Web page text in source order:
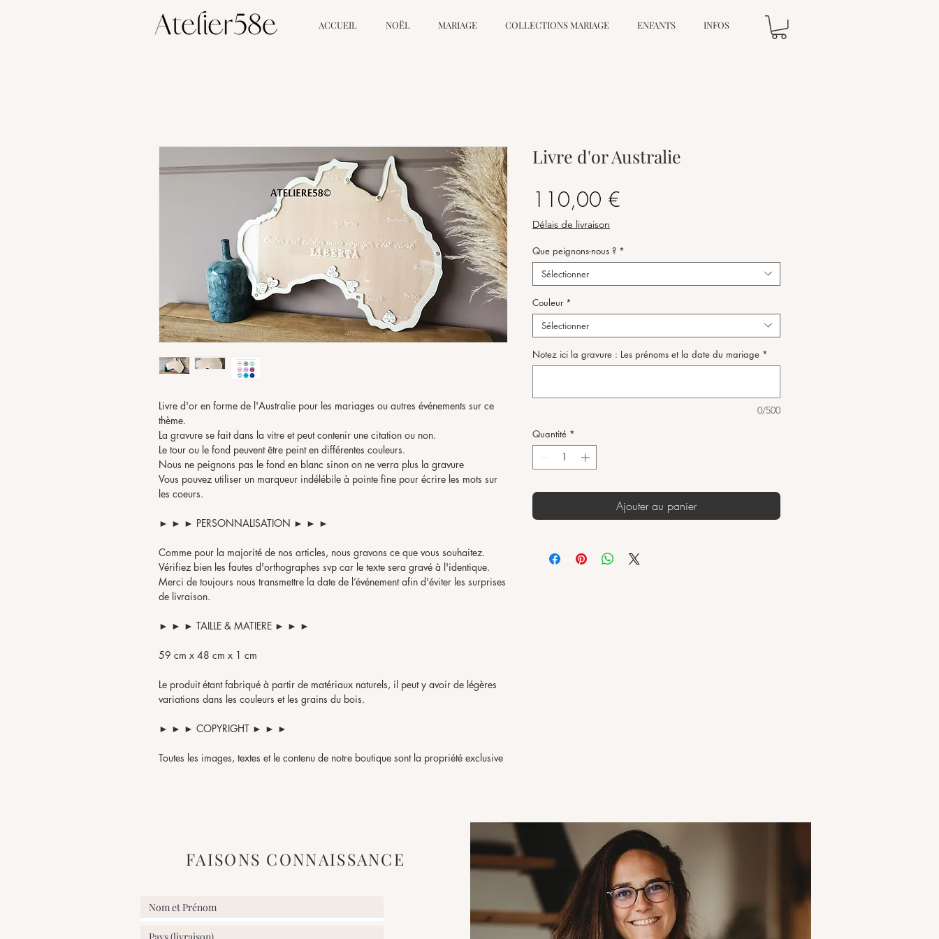
ACCUEIL NOËL MARIAGE COLLECTIONS MARIAGE ENFANTS INFOS
Livre d'or en forme de l'Australie pour les mariages ou autres événements sur ce
thème.
La gravure se fait dans la vitre et peut contenir une citation ou non.
Le tour ou le fond peuvent être peint en différentes couleurs.
Nous ne peignons pas le fond en blanc sinon on ne verra plus la gravure
Vous pouvez utiliser un marqueur indélébile à pointe fine pour écrire les mots sur
les coeurs.
► ► ► PERSONNALISATION ► ► ►
Comme pour la majorité de nos articles, nous gravons ce que vous souhaitez.
Vérifiez bien les fautes d'orthographes svp car le texte sera gravé à l'identique.
Merci de toujours nous transmettre la date de l’événement afin d'éviter les surprises
de livraison.
► ► ► TAILLE & MATIERE ► ► ►
59 cm x 48 cm x 1 cm
Le produit étant fabriqué à partir de matériaux naturels, il peut y avoir de légères
variations dans les couleurs et les grains du bois.
► ► ► COPYRIGHT ► ► ►
Toutes les images, textes et le contenu de notre boutique sont la propriété exclusive
Livre d'or Australie
110,00 €
Délais de livraison
Que peignons-nous ? *
Sélectionner
Couleur *
Sélectionner
Notez ici la gravure : Les prénoms et la date du mariage *
0/500
Quantité *
Ajouter au panier
FAISONS CONNAISSANCE